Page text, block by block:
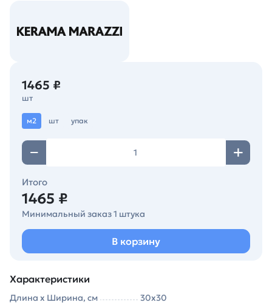
1465 ₽
шт
м2 шт упак
Итого
1465 ₽
Минимальный заказ 1 штука
В корзину
Характеристики
Длина х Ширина, см
30х30